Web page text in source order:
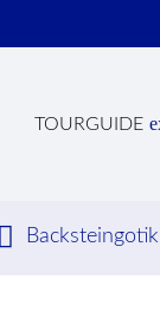
TOURGUIDE
Backsteingotik